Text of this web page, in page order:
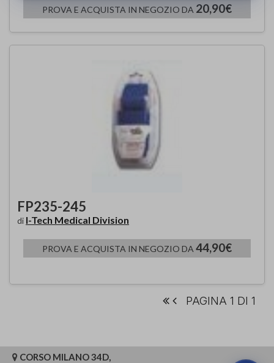
PROVA E ACQUISTA IN NEGOZIO DA 20,90€
FP235-245
di I-Tech Medical Division
PROVA E ACQUISTA IN NEGOZIO DA 44,90€
PAGINA 1 DI 1
CORSO MILANO 34D,